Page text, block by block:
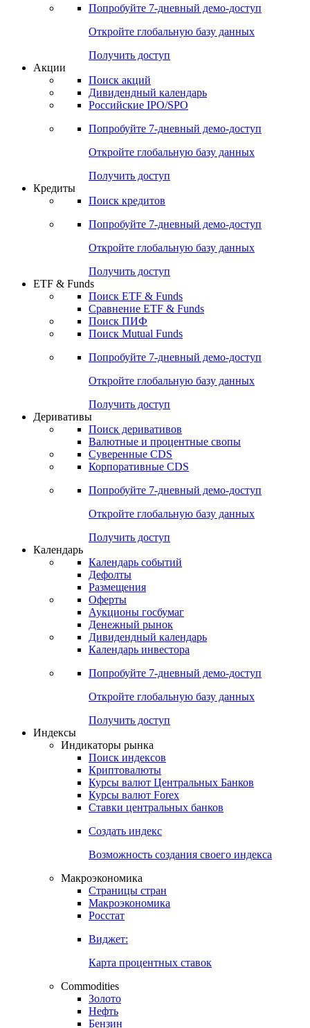
Cbonds Pages
Опросы
Попробуйте7-дневный
Откройте глобальную базу данных
Получить доступ
Поиск акций
Российские IPO/SPO
Попробуйте7-дневный
Откройте глобальную базу данных
Получить доступ
Поиск кредитов
Попробуйте7-дневный
Откройте глобальную базу данных
Получить доступ
ETF & Funds
Сравнение ETF & Funds
Поиск Mutual Funds
Попробуйте7-дневный
Откройте глобальную базу данных
Получить доступ
Деривативы
Валютные и процентные свопы
Корпоративные CDS
Попробуйте7-дневный
Откройте глобальную базу данных
Получить доступ
Календарь
Календарь событий
Дефолты
Размещения
Оферты
Денежный рынок
Календарь инвестора
Попробуйте7-дневный
Откройте глобальную базу данных
Получить доступ
Индикаторы рынка
Поиск индексов
Курсы валют Центральных Банков
Ставки центральных банков
Создать индекс
Возможность создания своего индекса
Страницы стран
Росстат
Виджет:
Карта процентных ставок